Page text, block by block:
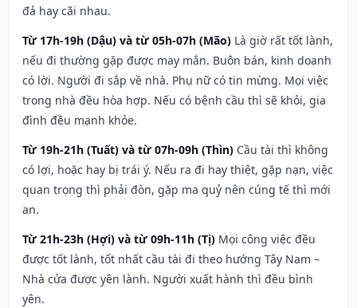
đả hay cãi nhau.
Từ 17h-19h (Dậu) và từ 05h-07h (Mão) Là giờ rất tốt lành,
nếu đi thường gặp được may mắn. Buôn bán, kinh doanh
có lời. Người đi sắp về nhà. Phụ nữ có tin mừng. Mọi việc
trong nhà đều hòa hợp. Nếu có bệnh cầu thì sẽ khỏi, gia
đình đều mạnh khỏe.
Từ 19h-21h (Tuất) và từ 07h-09h (Thìn) Cầu tài thì không
có lợi, hoặc hay bị trái ý. Nếu ra đi hay thiệt, gặp nạn, việc
quan trọng thì phải đòn, gặp ma quỷ nên cúng tế thì mới
an.
Từ 21h-23h (Hợi) và từ 09h-11h (Tị) Mọi công việc đều
được tốt lành, tốt nhất cầu tài đi theo hướng Tây Nam –
Nhà cửa được yên lành. Người xuất hành thì đều bình
yên.